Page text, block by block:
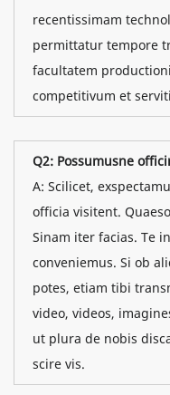
recentissimam
permittatur tempore
facultatem
competitivum et
Q2: Possumusne
A: Scilicet,
officia visitent.
Sinam iter facias. Te
conveniemus. Si ob
potes, etiam tibi
video, videos,
ut plura de nobis
scire vis.